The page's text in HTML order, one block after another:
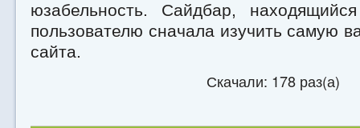
юзабельность. Сайдбар,
пользователю сначала изучить самую
сайта.
Скачали: 178 раз(а)